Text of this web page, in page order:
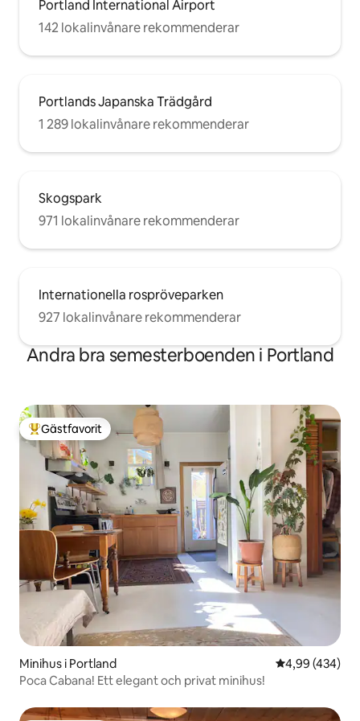
Portland International Airport
142 lokalinvånare rekommenderar
Portlands Japanska Trädgård
1 289 lokalinvånare rekommenderar
Skogspark
971 lokalinvånare rekommenderar
Internationella rospröveparken
927 lokalinvånare rekommenderar
Andra bra semesterboenden i Portland
Populär gästfavorit
Gästfavorit
Minihus i Portland 4,99 av 5 i
4,99 (434)
Poca Cabana! Ett elegant och privat minihus!